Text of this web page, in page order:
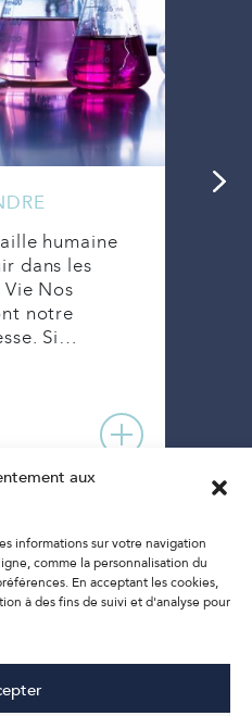
aux
informations sur votre navigation
comme la personnalisation du
En acceptant les cookies,
à des fins de suivi et d'analyse pour
humaine
dans les
Vie Nos
notre
Si…